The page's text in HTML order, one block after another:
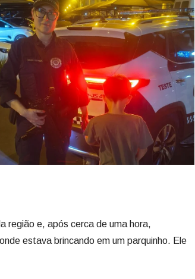
região e, após cerca de uma hora,
estava brincando em um parquinho. Ele